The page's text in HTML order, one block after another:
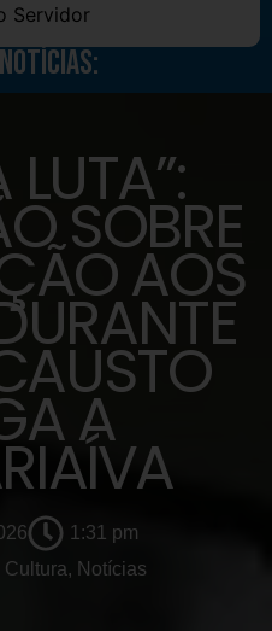
Servidor
1:31 pm
Cultura, Notícias
SOBRE
AOS
A